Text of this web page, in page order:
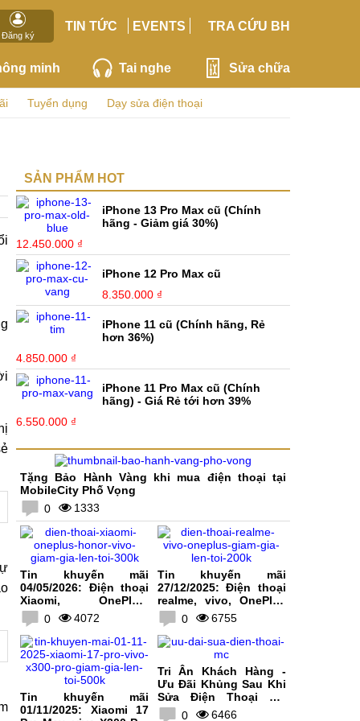
Đăng ký
TIN TỨC EVENTS TRA CỨU BH
minh Tai nghe Sửa chữa
Tuyển dụng Dạy sửa điện thoại
SẢN PHẨM HOT
iPhone 13 Pro Max cũ (Chính
hãng - Giảm giá 30%)
12.450.000 ₫
iPhone 12 Pro Max cũ
8.350.000 ₫
iPhone 11 cũ (Chính hãng, Rẻ
hơn 36%)
4.850.000 ₫
iPhone 11 Pro Max cũ (Chính
hãng) - Giá Rẻ tới hơn 39%
6.550.000 ₫
Tặng Bảo Hành Vàng khi mua điện thoại tại
MobileCity Phố Vọng
0
1333
Tin khuyến mãi
04/05/2026: Điện thoại
Xiaomi, OnePlus,
HONOR, vivo giảm giá
lên tới 300K
0 4072
Tin khuyến mãi
27/12/2025: Điện thoại
realme, vivo, OnePlus
giảm giá lên tới 200K
0 6755
Tin khuyến mãi
01/11/2025: Xiaomi 17
Tri Ân Khách Hàng -
Ưu Đãi Khủng Sau Khi
Sửa Điện Thoại Tại
MobileCity
0 6466